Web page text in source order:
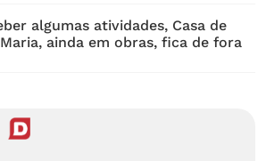
algumas atividades, Casa de
ainda em obras, fica de fora